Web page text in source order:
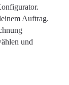
Auftrag.
und